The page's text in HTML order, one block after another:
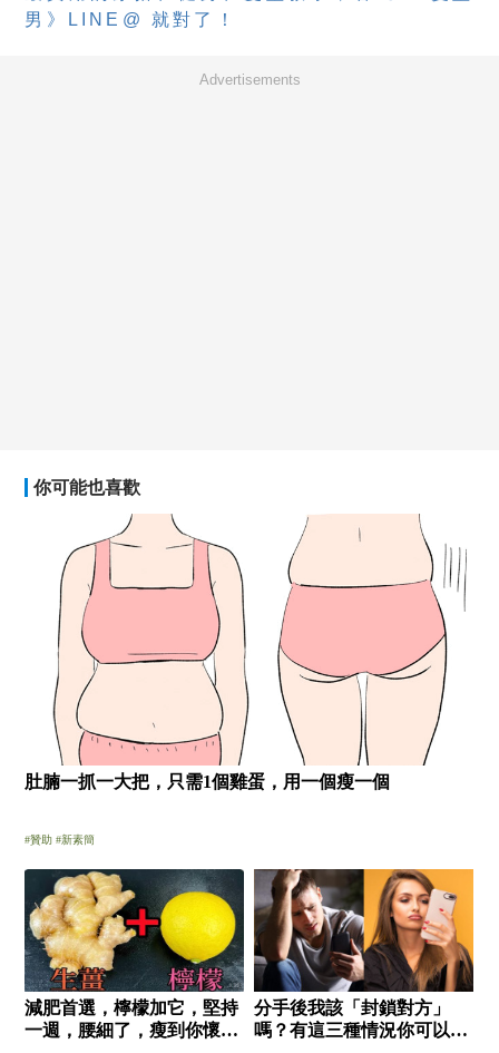
男》LINE@ 就對了！
Advertisements